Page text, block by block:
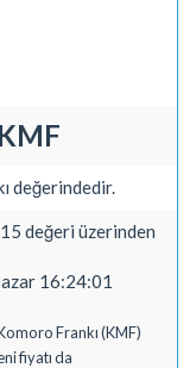
değerindedir.
değeri üzerinden
16:24:01
Frankı (KMF)
fiyatı da